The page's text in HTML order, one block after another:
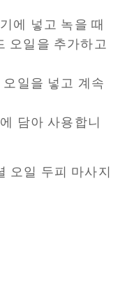
에 넣고 녹을 때
오일을 추가하고
일을 넣고 계속
담아 사용합니
오일 두피 마사지